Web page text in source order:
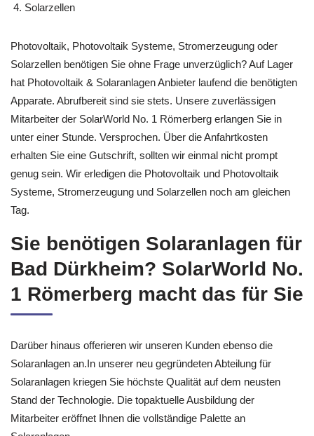
Solarzellen
Photovoltaik, Photovoltaik Systeme, Stromerzeugung oder
Solarzellen benötigen Sie ohne Frage unverzüglich? Auf Lager
hat Photovoltaik & Solaranlagen Anbieter laufend die benötigten
Apparate. Abrufbereit sind sie stets. Unsere zuverlässigen
Mitarbeiter der SolarWorld No. 1 Römerberg erlangen Sie in
unter einer Stunde. Versprochen. Über die Anfahrtkosten
erhalten Sie eine Gutschrift, sollten wir einmal nicht prompt
genug sein. Wir erledigen die Photovoltaik und Photovoltaik
Systeme, Stromerzeugung und Solarzellen noch am gleichen
Tag.
Sie benötigen Solaranlagen für
Bad Dürkheim? SolarWorld No.
1 Römerberg macht das für Sie
Darüber hinaus offerieren wir unseren Kunden ebenso die
Solaranlagen an.In unserer neu gegründeten Abteilung für
Solaranlagen kriegen Sie höchste Qualität auf dem neusten
Stand der Technologie. Die topaktuelle Ausbildung der
Mitarbeiter eröffnet Ihnen die vollständige Palette an